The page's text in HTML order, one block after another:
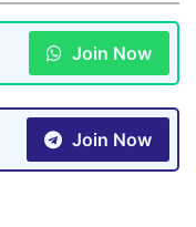
Join Now
Join Now